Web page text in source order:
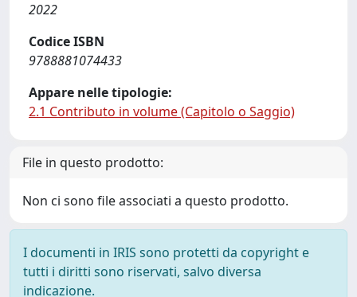
2022
Codice ISBN
9788881074433
Appare nelle tipologie:
2.1 Contributo in volume (Capitolo o Saggio)
File in questo prodotto:
Non ci sono file associati a questo prodotto.
I documenti in IRIS sono protetti da copyright e
tutti i diritti sono riservati, salvo diversa
indicazione.